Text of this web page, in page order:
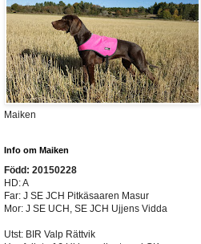
Maiken
Info om Maiken
Född: 20150228
HD: A
Far: J SE JCH Pitkäsaaren Masur
Mor: J SE UCH, SE JCH Ujjens Vidda
Utst: BIR Valp Rättvik